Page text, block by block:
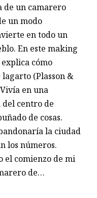
de un camarero
un modo
en todo un
En este making
cómo
(Plasson &
en una
centro de
de cosas.
la ciudad
los números.
el comienzo de mi
de…